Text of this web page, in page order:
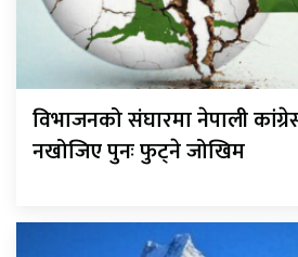
विभाजनको संघारमा नेपाली
नखोजिए पुनः फुट्ने जोखिम